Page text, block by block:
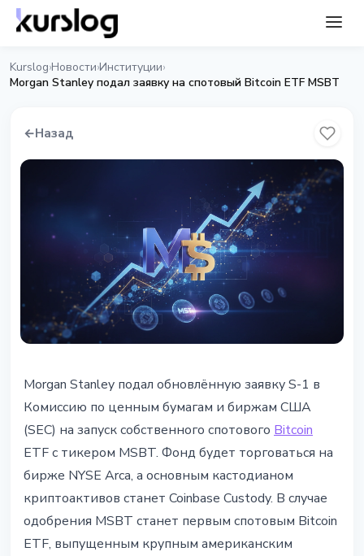
Kurslog›Новости›Институции›
Morgan Stanley подал заявку на спотовый Bitcoin ETF MSBT
←Назад
Morgan Stanley подал заявку на
спотовый Bitcoin ETF - первый от
крупного банка
20 марта 2026 г.3 мин чтения
Наталия Дорофеева
Morgan Stanley подал обновлённую заявку S-1 в
Комиссию по ценным бумагам и биржам США
(SEC) на запуск собственного спотового Bitcoin
ETF с тикером MSBT. Фонд будет торговаться на
бирже NYSE Arca, а основным кастодианом
криптоактивов станет Coinbase Custody. В случае
одобрения MSBT станет первым спотовым Bitcoin
ETF, выпущенным крупным американским